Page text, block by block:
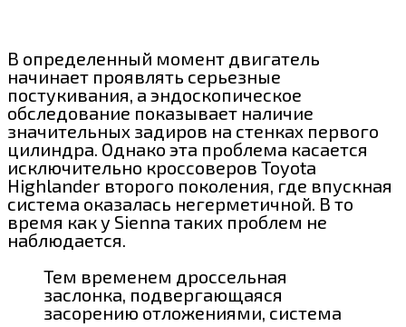
В определенный момент двигатель
начинает проявлять серьезные
постукивания, а эндоскопическое
обследование показывает наличие
значительных задиров на стенках первого
цилиндра. Однако эта проблема касается
исключительно кроссоверов Toyota
Highlander второго поколения, где впускная
система оказалась негерметичной. В то
время как у Sienna таких проблем не
наблюдается.
Тем временем дроссельная
заслонка, подвергающаяся
засорению отложениями, система